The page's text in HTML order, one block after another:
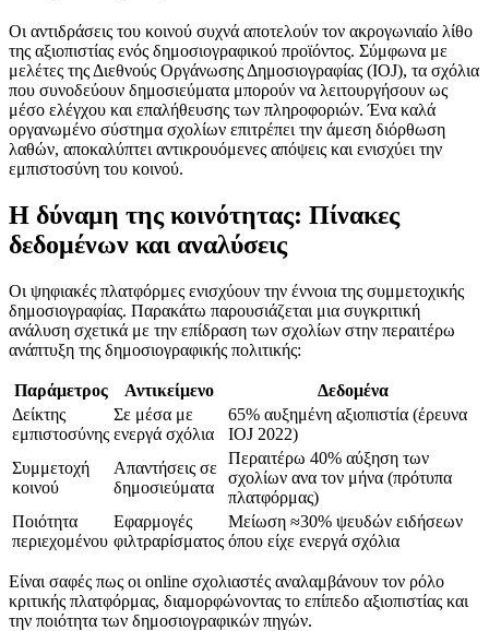
Οι αντιδράσεις του κοινού συχνά αποτελούν τον ακρογωνιαίο λίθο
της αξιοπιστίας ενός δημοσιογραφικού προϊόντος. Σύμφωνα με
μελέτες της Διεθνούς Οργάνωσης Δημοσιογραφίας (IOJ), τα σχόλια
που συνοδεύουν δημοσιεύματα μπορούν να λειτουργήσουν ως
μέσο ελέγχου και επαλήθευσης των πληροφοριών. Ένα καλά
οργανωμένο σύστημα σχολίων επιτρέπει την άμεση διόρθωση
λαθών, αποκαλύπτει αντικρουόμενες απόψεις και ενισχύει την
εμπιστοσύνη του κοινού.
Η δύναμη της κοινότητας: Πίνακες
δεδομένων και αναλύσεις
Οι ψηφιακές πλατφόρμες ενισχύουν την έννοια της συμμετοχικής
δημοσιογραφίας. Παρακάτω παρουσιάζεται μια συγκριτική
ανάλυση σχετικά με την επίδραση των σχολίων στην περαιτέρω
ανάπτυξη της δημοσιογραφικής πολιτικής:
Παράμετρος Αντικείμενο
Δεδομένα
Δείκτης
εμπιστοσύνης
Σε μέσα με
ενεργά σχόλια
65% αυξημένη αξιοπιστία (έρευνα
IOJ 2022)
Συμμετοχή
κοινού
Απαντήσεις σε
δημοσιεύματα
Περαιτέρω 40% αύξηση των
σχολίων ανα τoν μήνα (πρότυπα
πλατφόρμας)
Ποιότητα
περιεχομένου
Εφαρμογές
φιλτραρίσματος
Μείωση ≈30% ψευδών ειδήσεων
όπου είχε ενεργά σχόλια
Είναι σαφές πως οι online σχολιαστές αναλαμβάνουν τον ρόλο
κριτικής πλατφόρμας, διαμορφώνοντας το επίπεδο αξιοπιστίας και
την ποιότητα των δημοσιογραφικών πηγών.